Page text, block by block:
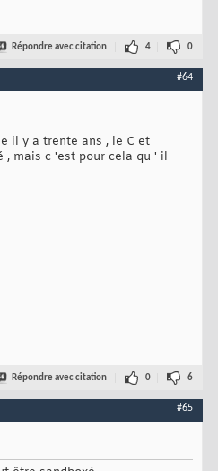
Répondre avec citation 4 0
#64
il y a trente ans , le C et
, mais c 'est pour cela qu ' il
Répondre avec citation 0 6
#65